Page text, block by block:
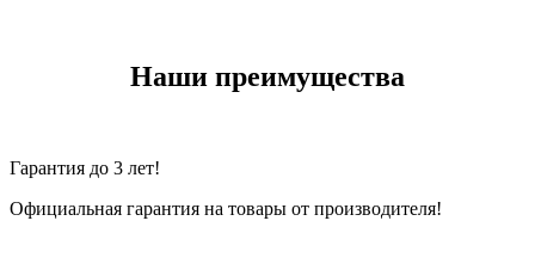
Наши преимущества
Гарантия до 3 лет!
Официальная гарантия на товары от производителя!